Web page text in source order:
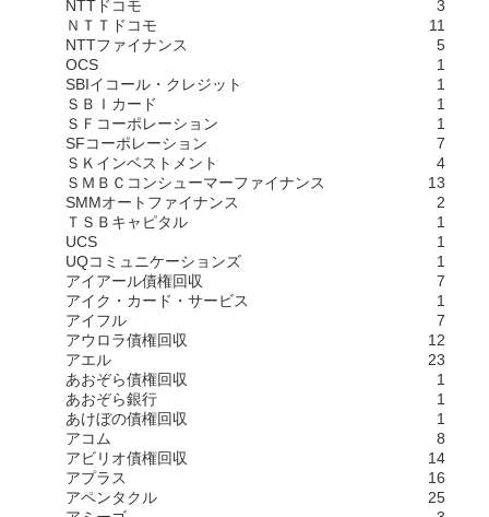
NTTドコモ
3
ＮＴＴドコモ
11
NTTファイナンス
5
OCS
1
SBIイコール・クレジット
1
ＳＢＩカード
1
ＳＦコーポレーション
1
SFコーポレーション
7
ＳＫインベストメント
4
ＳＭＢＣコンシューマーファイナンス
13
SMMオートファイナンス
2
ＴＳＢキャピタル
1
UCS
1
UQコミュニケーションズ
1
アイアール債権回収
7
アイク・カード・サービス
1
アイフル
7
アウロラ債権回収
12
アエル
23
あおぞら債権回収
1
あおぞら銀行
1
あけぼの債権回収
1
アコム
8
アビリオ債権回収
14
アプラス
16
アペンタクル
25